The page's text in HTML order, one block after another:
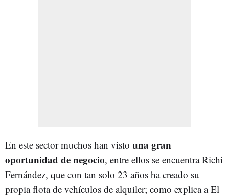
En este sector muchos han visto una gran
oportunidad de negocio, entre ellos se encuentra Richi
Fernández, que con tan solo 23 años ha creado su
propia flota de vehículos de alquiler; como explica a El